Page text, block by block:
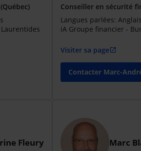
Conseiller en sécurité
Langues parlées:
iA Groupe financier -
Visiter sa page open_in_new
Contacter Marc-
Fleury Marc